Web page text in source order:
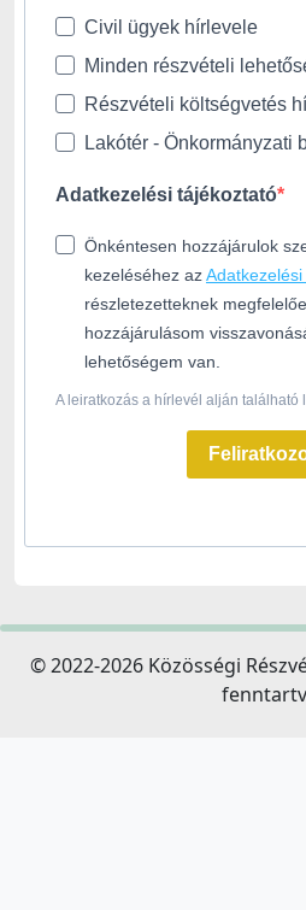
Civil ügyek hírlevele
Minden részvételi
Részvételi költségvetés
Lakótér - Önkormányzati
Adatkezelési tájékoztató
Önkéntesen hozzájárulok
kezeléséhez az
részletezetteknek
hozzájárulásom
lehetőségem van.
A leiratkozás a hírlevél alján található
© 2022-2026 Közösségi